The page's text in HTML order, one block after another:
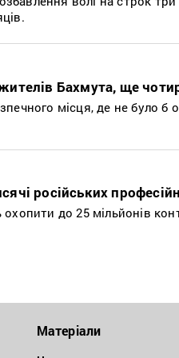
Бахмута, ще
місця, де не було б
російських
до 25 мільйонів
Матеріали